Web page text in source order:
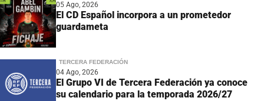
05 Ago, 2026
El CD Español incorpora a un prometedor
guardameta
TERCERA FEDERACIÓN
04 Ago, 2026
El Grupo VI de Tercera Federación ya conoce
su calendario para la temporada 2026/27